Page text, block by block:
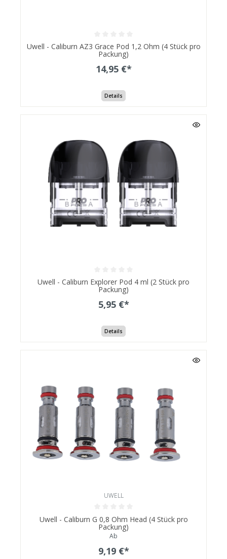
Uwell - Caliburn AZ3 Grace Pod 1,2 Ohm (4 Stück pro
Packung)
14,95 €*
Details
Uwell - Caliburn Explorer Pod 4 ml (2 Stück pro
Packung)
5,95 €*
Details
UWELL
Uwell - Caliburn G 0,8 Ohm Head (4 Stück pro
Packung)
Ab
9,19 €*